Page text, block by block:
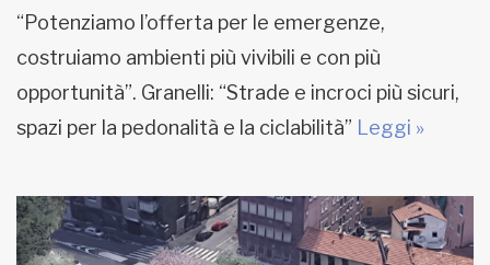
“Potenziamo l’offerta per le emergenze,
costruiamo ambienti più vivibili e con più
opportunità”. Granelli: “Strade e incroci più sicuri,
spazi per la pedonalità e la ciclabilità” Leggi »